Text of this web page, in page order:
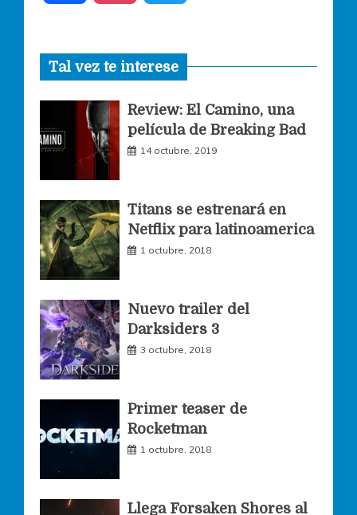
c
e
b
o
o
s
t
a
g
m
i
t
t
r
Tal vez te interese
Review: El Camino, una
película de Breaking Bad
14 octubre, 2019
Titans se estrenará en
Netflix para latinoamerica
1 octubre, 2018
Nuevo trailer del
Darksiders 3
3 octubre, 2018
Primer teaser de
Rocketman
1 octubre, 2018
Llega Forsaken Shores al